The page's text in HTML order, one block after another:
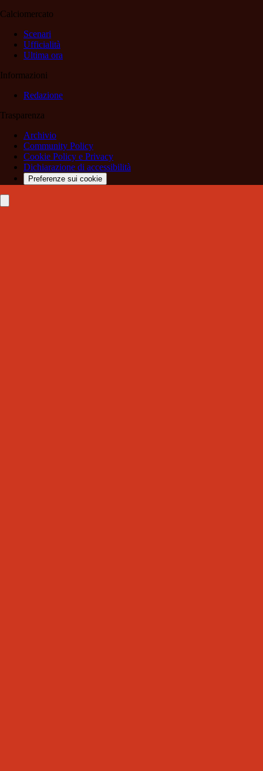
Calciomercato
Scenari
Ufficialità
Ultima ora
Informazioni
Redazione
Trasparenza
Archivio
Community Policy
Cookie Policy e Privacy
Dichiarazione di accessibilità
Preferenze sui cookie